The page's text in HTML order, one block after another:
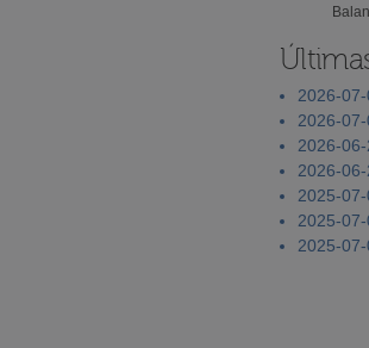
2026-
2026-
2026-
2026-
2025-
2025-
2025-